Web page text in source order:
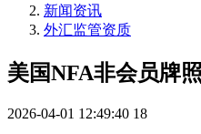
新闻资讯
外汇监管资质
美国NFA非会员牌
2026-04-01 12:49:40 18